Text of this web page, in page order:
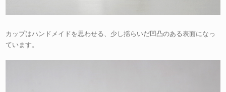
カップはハンドメイドを思わせる、少し揺らいだ凹凸のある表面になっ
ています。